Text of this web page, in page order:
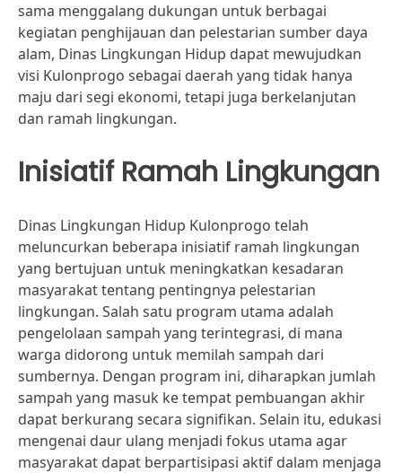
sama menggalang dukungan untuk berbagai
kegiatan penghijauan dan pelestarian sumber daya
alam, Dinas Lingkungan Hidup dapat mewujudkan
visi Kulonprogo sebagai daerah yang tidak hanya
maju dari segi ekonomi, tetapi juga berkelanjutan
dan ramah lingkungan.
Inisiatif Ramah Lingkungan
Dinas Lingkungan Hidup Kulonprogo telah
meluncurkan beberapa inisiatif ramah lingkungan
yang bertujuan untuk meningkatkan kesadaran
masyarakat tentang pentingnya pelestarian
lingkungan. Salah satu program utama adalah
pengelolaan sampah yang terintegrasi, di mana
warga didorong untuk memilah sampah dari
sumbernya. Dengan program ini, diharapkan jumlah
sampah yang masuk ke tempat pembuangan akhir
dapat berkurang secara signifikan. Selain itu, edukasi
mengenai daur ulang menjadi fokus utama agar
masyarakat dapat berpartisipasi aktif dalam menjaga